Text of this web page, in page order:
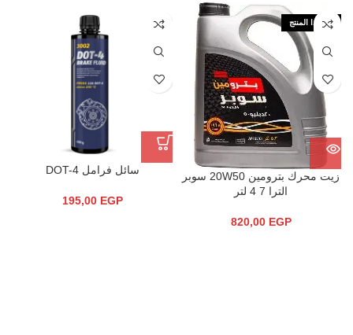
نفذ هذا المنتج
زيت محرك بترومين 20W50 سوبر
الترا 7 4 لتر
820,00 EGP
سائل فرامل DOT-4
195,00 EGP